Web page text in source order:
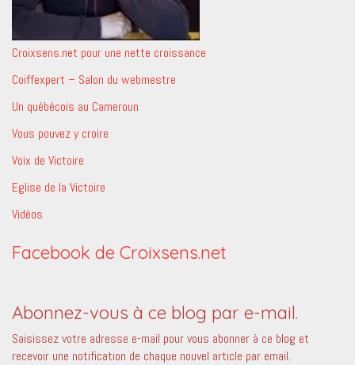
Croixsens.net pour une nette croissance
Coiffexpert – Salon du webmestre
Un québécois au Cameroun
Vous pouvez y croire
Voix de Victoire
Eglise de la Victoire
Vidéos
Facebook de Croixsens.net
Abonnez-vous à ce blog par e-mail.
Saisissez votre adresse e-mail pour vous abonner à ce blog et
recevoir une notification de chaque nouvel article par email.